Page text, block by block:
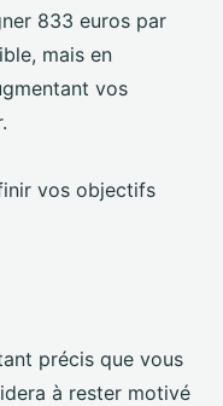
833 euros par
mais en
vos
vos objectifs
précis que vous
à rester motivé